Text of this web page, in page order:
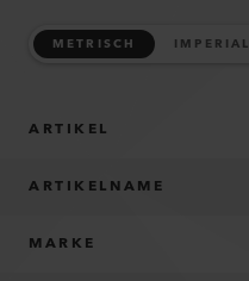
METRISCH IMPERIAL
ARTIKEL
ARTIKELNAME
MARKE